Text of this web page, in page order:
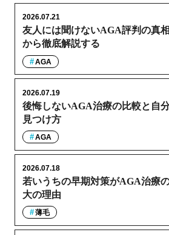
友人には聞けないAGA評判の真
から徹底解説する
2026.07.21
AGA
後悔しないAGA治療の比較と自
見つけ方
2026.07.19
AGA
若いうちの早期対策がAGA治療
大の理由
2026.07.18
薄毛